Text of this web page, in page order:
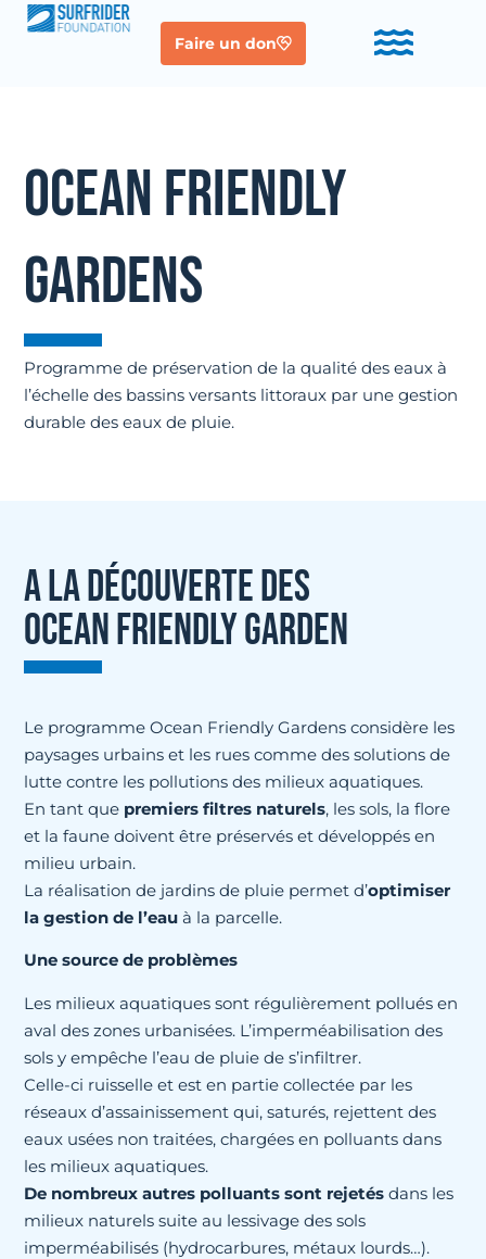
Faire un don
OCEAN FRIENDLY
GARDENS
Programme de préservation de la qualité des eaux à
l’échelle des bassins versants littoraux par une gestion
durable des eaux de pluie.
A LA DÉCOUVERTE DES
OCEAN FRIENDLY GARDEN
Le programme Ocean Friendly Gardens considère les
paysages urbains et les rues comme des solutions de
lutte contre les pollutions des milieux aquatiques.
En tant que premiers filtres naturels, les sols, la flore
et la faune doivent être préservés et développés en
milieu urbain.
La réalisation de jardins de pluie permet d’optimiser
la gestion de l’eau à la parcelle.
Une source de problèmes​
Les milieux aquatiques sont régulièrement pollués en
aval des zones urbanisées. L’imperméabilisation des
sols y empêche l’eau de pluie de s’infiltrer.
Celle-ci ruisselle et est en partie collectée par les
réseaux d’assainissement qui, saturés, rejettent des
eaux usées non traitées, chargées en polluants dans
les milieux aquatiques.
De nombreux autres polluants sont rejetés dans les
milieux naturels suite au lessivage des sols
imperméabilisés (hydrocarbures, métaux lourds…).